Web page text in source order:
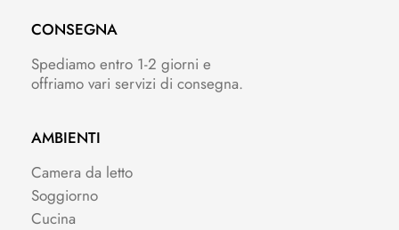
CONSEGNA
Spediamo entro 1-2 giorni e
offriamo vari servizi di consegna.
AMBIENTI
Camera da letto
Soggiorno
Cucina